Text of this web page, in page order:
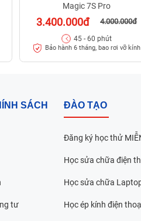
Magic 7S Pro
3.400.000đ 4.000.000đ
45 - 60 phút
Bảo hành 6 tháng, bao rơi vỡ kính
SÁCH
tư
ĐÀO TẠO
Đăng ký học thử
Học sửa chữa điện
Học sửa chữa
Học ép kính điện